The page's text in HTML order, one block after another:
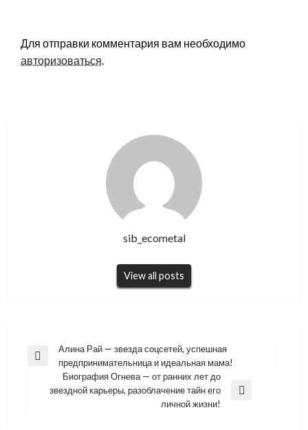
Для отправки комментария вам необходимо
авторизоваться.
sib_ecometal
View all posts
Навигация
записям
Previous
Алина Рай — звезда соцсетей, успешная
предпринимательница и идеальная мама!
Next
Биография Огнева — от ранних лет до
звездной карьеры, разоблачение тайн его
личной жизни!